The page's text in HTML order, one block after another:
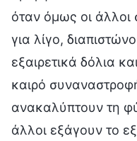
όταν όμως οι άλλοι
για λίγο,
εξαιρετικά δόλια
καιρό
ανακαλύπτουν τη
άλλοι εξάγουν το